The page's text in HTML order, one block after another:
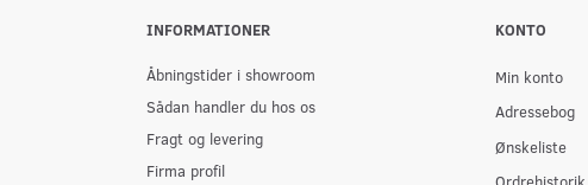
INFORMATIONER
Åbningstider i showroom
Sådan handler du hos os
Fragt og levering
Firma profil
KONTO
Min konto
Adressebog
Ønskeliste
Ordrehistorik